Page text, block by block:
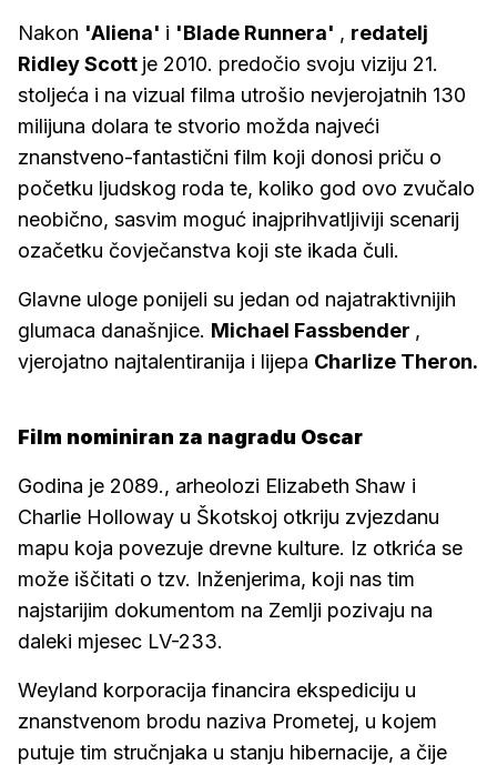
Nakon 'Aliena' i 'Blade Runnera' , redatelj
Ridley Scott je 2010. predočio svoju viziju 21.
stoljeća i na vizual filma utrošio nevjerojatnih 130
milijuna dolara te stvorio možda najveći
znanstveno-fantastični film koji donosi priču o
početku ljudskog roda te, koliko god ovo zvučalo
neobično, sasvim moguć inajprihvatljiviji scenarij
ozačetku čovječanstva koji ste ikada čuli.
Glavne uloge ponijeli su jedan od najatraktivnijih
glumaca današnjice. Michael Fassbender ,
vjerojatno najtalentiranija i lijepa Charlize Theron.
Film nominiran za nagradu Oscar
Godina je 2089., arheolozi Elizabeth Shaw i
Charlie Holloway u Škotskoj otkriju zvjezdanu
mapu koja povezuje drevne kulture. Iz otkrića se
može iščitati o tzv. Inženjerima, koji nas tim
najstarijim dokumentom na Zemlji pozivaju na
daleki mjesec LV-233.
Weyland korporacija financira ekspediciju u
znanstvenom brodu naziva Prometej, u kojem
putuje tim stručnjaka u stanju hibernacije, a čije